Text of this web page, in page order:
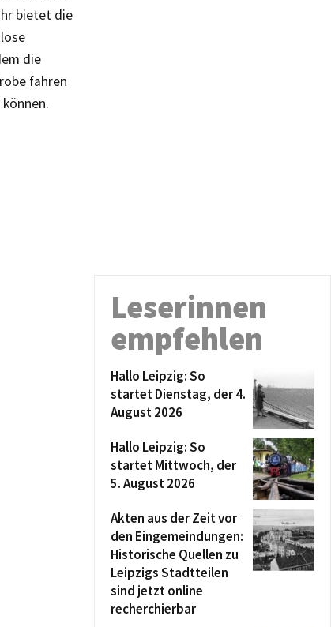
bietet die
die
fahren
Leserinnen
empfehlen
Hallo Leipzig: So
startet Dienstag, der 4.
August 2026
Hallo Leipzig: So
startet Mittwoch, der
5. August 2026
Akten aus der Zeit vor
den Eingemeindungen:
Historische Quellen zu
Leipzigs Stadtteilen
sind jetzt online
recherchierbar